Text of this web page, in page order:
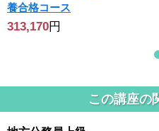
養合格コース
313,170円
この講座の